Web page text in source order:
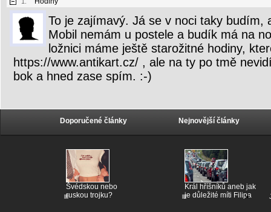
To je zajímavý. Já se v noci taky budím,
Mobil nemám u postele a budík má na
ložnici máme ještě starožitné hodiny,
https://www.antikart.cz/ , ale na ty po tmě
bok a hned zase spím. :-)
Doporučené články
Švédskou nebo
ruskou trojku?
Nejnovější články
Král hříšníků aneb jak
je důležité míti Filipa